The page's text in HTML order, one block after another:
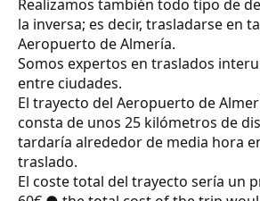
Realizamos también todo tipo de
la inversa; es decir, trasladarse en
Aeropuerto de Almería.
Somos expertos en traslados
entre ciudades.
El trayecto del Aeropuerto de
consta de unos 25 kilómetros de
tardaría alrededor de media hora
traslado.
El coste total del trayecto sería un